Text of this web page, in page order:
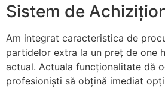
Sistem de
Am integrat caracteristica de
partidelor extra la un preț de one
actual. Actuala funcționalitate dă
profesioniști să obțină imediat